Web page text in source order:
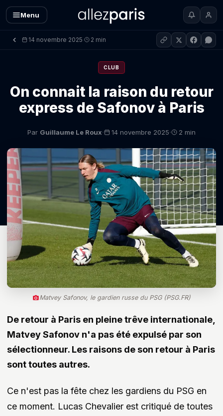
Menu
14 novembre 2025· 2 min
CLUB
On connait la raison du retour
express de Safonov à Paris
Par Guillaume Le Roux· 14 novembre 2025· 2 min
Matvey Safonov, le gardien russe du PSG (PSG.FR)
De retour à Paris en pleine trêve internationale,
Matvey Safonov n'a pas été expulsé par son
sélectionneur. Les raisons de son retour à Paris
sont toutes autres.
Ce n'est pas la fête chez les gardiens du PSG en
ce moment. Lucas Chevalier est critiqué de toutes